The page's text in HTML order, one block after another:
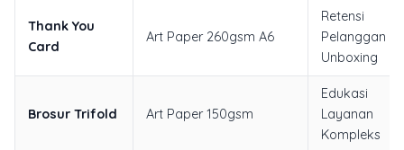
Thank You
Card
Art Paper 260gsm A6
Retensi
Pelanggan &
Unboxing
Brosur Trifold Art Paper 150gsm
Edukasi
Layanan
Kompleks